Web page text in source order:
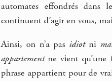
automates effondrés dans
continuent d’agir en vous,
Ainsi, on n’a pas idiotni
appartementne vient qu’une
phrase appartient pour de